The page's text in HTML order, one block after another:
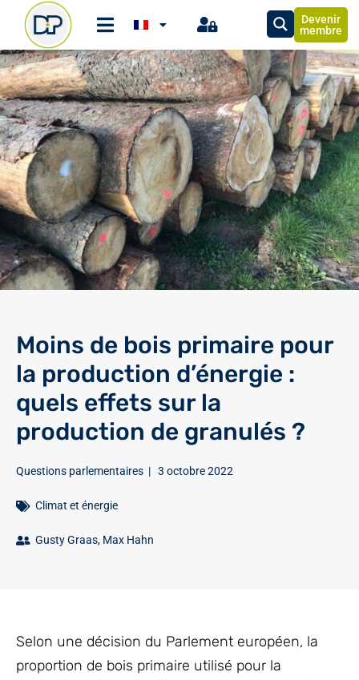
Devenir
membre
Moins de bois primaire pour
la production d’énergie :
quels effets sur la
production de granulés ?
Questions parlementaires | 3 octobre 2022
Climat et énergie
Gusty Graas, Max Hahn
Selon une décision du Parlement européen, la
proportion de bois primaire utilisé pour la